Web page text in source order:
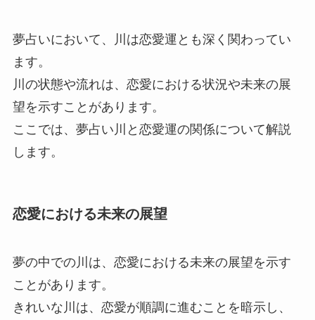
夢占いにおいて、川は恋愛運とも深く関わってい
ます。
川の状態や流れは、恋愛における状況や未来の展
望を示すことがあります。
ここでは、夢占い川と恋愛運の関係について解説
します。
恋愛における未来の展望
夢の中での川は、恋愛における未来の展望を示す
ことがあります。
きれいな川は、恋愛が順調に進むことを暗示し、